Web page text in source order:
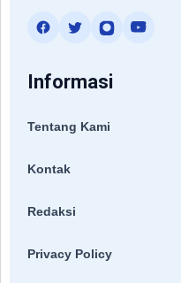
Informasi
Tentang Kami
Kontak
Redaksi
Privacy Policy